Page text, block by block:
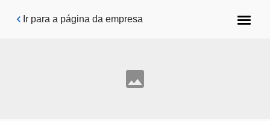
Pular para o conteúdo principal
Ir para a página da empresa